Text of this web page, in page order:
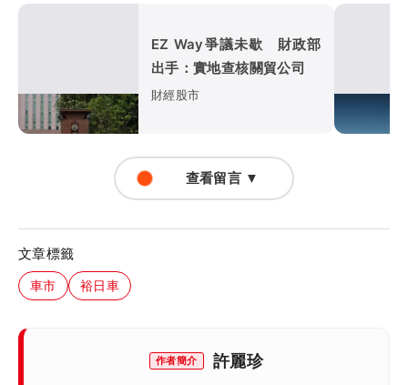
EZ Way爭議未歇 財政部
出手：實地查核關貿公司
財經股市
查看留言 ▼
文章標籤
車市 裕日車
作者簡介 許麗珍